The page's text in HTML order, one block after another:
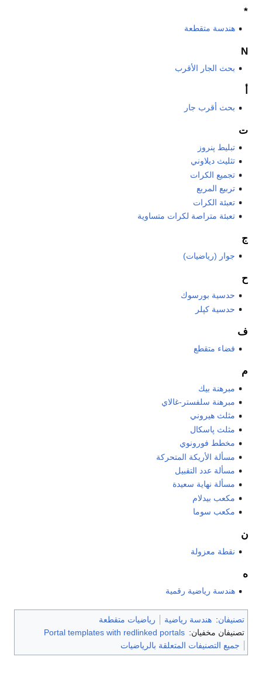
*
هندسة متقطعة
N
بحث الجار الأقرب
بحث أقرب جار
ت
تبليط پنروز
تثليث ديلاوني
تجميع الكرات
تربيع المربع
تعبئة الكرات
تعبئة متراصة لكرات متساوية
ج
جوار (رياضيات)
ح
حدسية بورسوك
حدسية كپلر
ف
فضاء متقطع
م
مبرهنة بيك
مبرهنة سلفستر-غالاي
مثلث هيروني
مثلث پاسكال
مخطط فورونوي
مسألة الأريكة المتحركة
مسألة عدد التقبيل
مسألة نهاية سعيدة
مكعب بيدلام
مكعب سوما
ن
نقطة معزولة
ه
هندسة رياضية رقمية
تصنيفان: هندسة رياضية
رياضيات متقطعة
تصنيفان مخفيان: Portal templates with redlinked portals
جميع التصنيفات المتعلقة بالرياضيات